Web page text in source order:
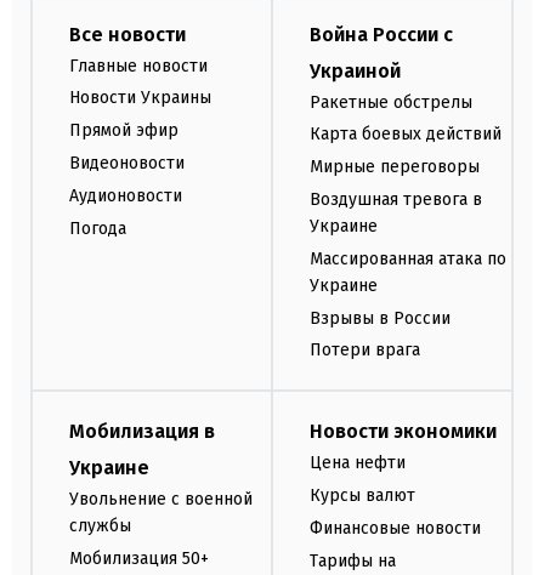
Все новости
Главные новости
Новости Украины
Прямой эфир
Видеоновости
Аудионовости
Погода
Война России с
Украиной
Ракетные обстрелы
Карта боевых действий
Мирные переговоры
Воздушная тревога в
Украине
Массированная атака по
Украине
Взрывы в России
Потери врага
Мобилизация в
Украине
Увольнение с военной
службы
Мобилизация 50+
Новости экономики
Цена нефти
Курсы валют
Финансовые новости
Тарифы на